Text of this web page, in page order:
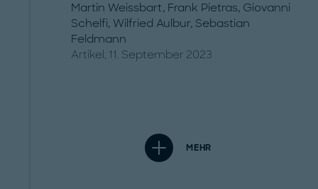
Martin Weissbart, Frank Pietras, Giovanni
Schelfi, Wilfried Aulbur, Sebastian
Feldmann
Artikel, 11. September 2023
MEHR